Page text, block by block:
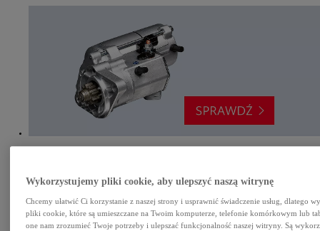
Wykorzystujemy pliki cookie, aby ulepszyć naszą witrynę
Chcemy ułatwić Ci korzystanie z naszej strony i usprawnić świadczenie usług, dlatego
pliki cookie, które są umieszczane na Twoim komputerze, telefonie komórkowym lub
one nam zrozumieć Twoje potrzeby i ulepszać funkcjonalność naszej witryny. Są